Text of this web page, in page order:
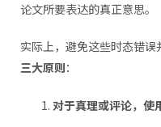
论文所要表达的真正意思。
实际上，避免这些时态错
三大原则：
对于真理或评论，使